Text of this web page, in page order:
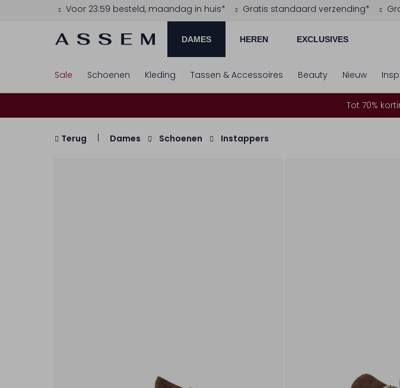
Voor 23:59 besteld, maandag in huis* Gratis standaard verzending*
DAMES HEREN EXCLUSIVES
Sale Schoenen Kleding Tassen & Accessoires Beauty Nieuw
Tot 70%
Terug Dames Schoenen Instappers